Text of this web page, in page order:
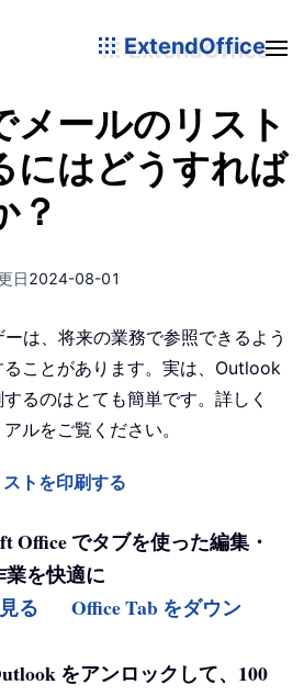
ExtendOffice
ールのリスト
にはどうすれば
？
日2024-08-01
は、将来の業務で参照できるよう
ることがあります。実は、Outlook
るのはとても簡単です。詳しく
ルをご覧ください。
トを印刷する
Office でタブを使った編集・
を快適に
る
Office Tab をダウン
をアンロックして、100